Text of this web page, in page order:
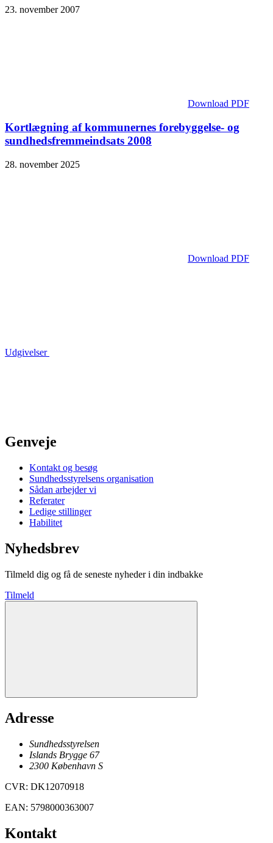
23. november 2007
Download PDF
Kortlægning af kommunernes forebyggelse- og
sundhedsfremmeindsats 2008
28. november 2025
Download PDF
Udgivelser
Genveje
Kontakt og besøg
Sundhedsstyrelsens organisation
Sådan arbejder vi
Referater
Ledige stillinger
Habilitet
Nyhedsbrev
Tilmeld dig og få de seneste nyheder i din indbakke
Tilmeld
Adresse
Sundhedsstyrelsen
Islands Brygge 67
2300 København S
CVR: DK12070918
EAN: 5798000363007
Kontakt